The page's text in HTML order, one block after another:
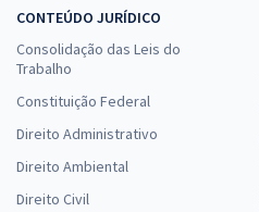
CONTEÚDO JURÍDICO
Consolidação das Leis do
Trabalho
Constituição Federal
Direito Administrativo
Direito Ambiental
Direito Civil